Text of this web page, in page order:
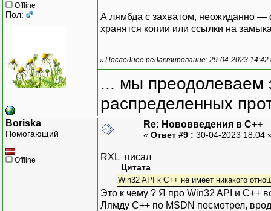
Offline
Пол:
А лямбда с захватом, неожиданно —
хранятся копии или ссылки на
« Последнее редактирование: 29-04-2023
... мы преодолеваем
распределенных
Boriska
Помогающий
Offline
Re: Нововведения в С++
« Ответ #9 : 30-04-2023 18:04
RXL писал
Цитата
Win32 API к C++ не имеет никакого
Это к чему ? Я про Win32 API и C++
Лямду С++ по MSDN посмотрел,